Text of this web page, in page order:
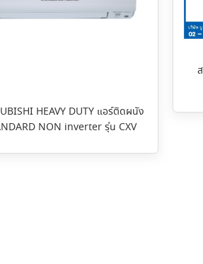
HEAVY DUTY แอร์ติดผนัง
NON inverter รุ่น CXV